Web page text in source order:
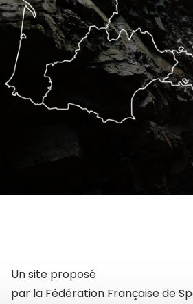
Un site proposé
par la Fédération Française de